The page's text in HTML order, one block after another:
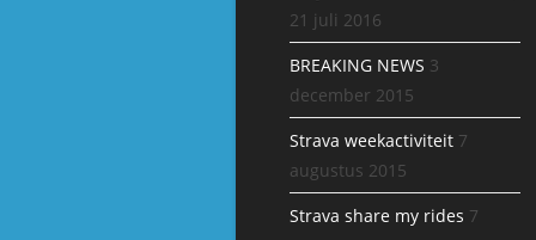
21 juli 2016
BREAKING NEWS 3
december 2015
Strava weekactiviteit 7
augustus 2015
Strava share my rides 7